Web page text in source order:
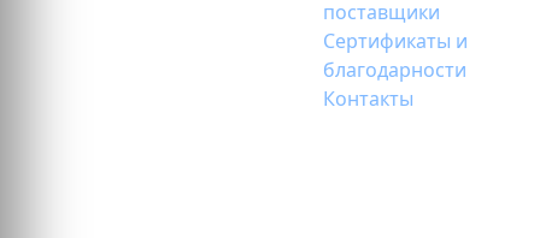
поставщики
Сертификаты и
благодарности
Контакты